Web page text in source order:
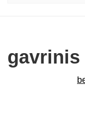
gavrinis